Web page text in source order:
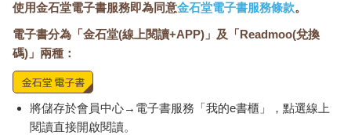
使用金石堂電子書服務即為同意金石堂電子書服務條款。
電子書分為「金石堂(線上閱讀+APP)」及「Readmoo(兌換
碼)」兩種：
將儲存於會員中心→電子書服務「我的e書櫃」，點選線上
閱讀直接開啟閱讀。